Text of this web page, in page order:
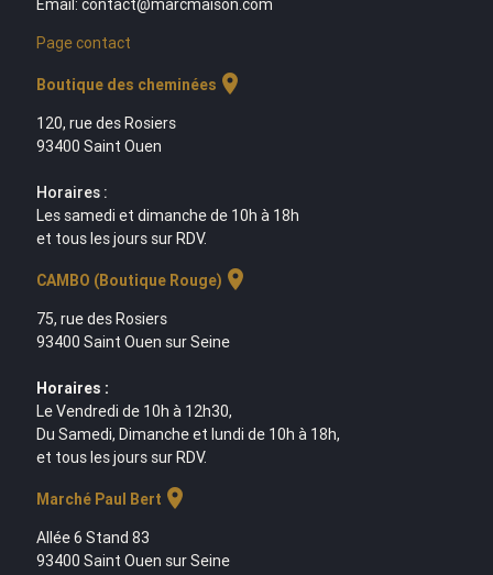
Email: contact@marcmaison.com
Page contact
Boutique des cheminées location_on
120, rue des Rosiers
93400 Saint Ouen
Horaires :
Les samedi et dimanche de 10h à 18h
et tous les jours sur RDV.
CAMBO (Boutique Rouge) location_on
75, rue des Rosiers
93400 Saint Ouen sur Seine
Horaires :
Le Vendredi de 10h à 12h30,
Du Samedi, Dimanche et lundi de 10h à 18h,
et tous les jours sur RDV.
Marché Paul Bert location_on
Allée 6 Stand 83
93400 Saint Ouen sur Seine